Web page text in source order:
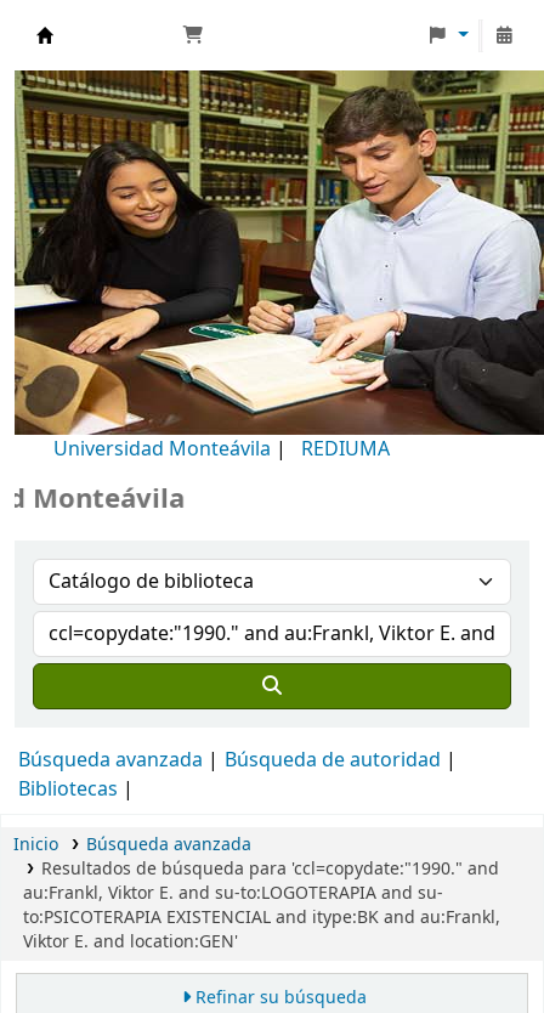
Biblioteca Universidad Monteávila
Universidad Monteávila | REDIUMA
Búsqueda avanzada
Búsqueda de autoridad
Bibliotecas
Inicio
Búsqueda avanzada
Resultados de búsqueda para 'ccl=copydate:"1990." and
au:Frankl, Viktor E. and su-to:LOGOTERAPIA and su-
to:PSICOTERAPIA EXISTENCIAL and itype:BK and au:Frankl,
Viktor E. and location:GEN'
Refinar su búsqueda